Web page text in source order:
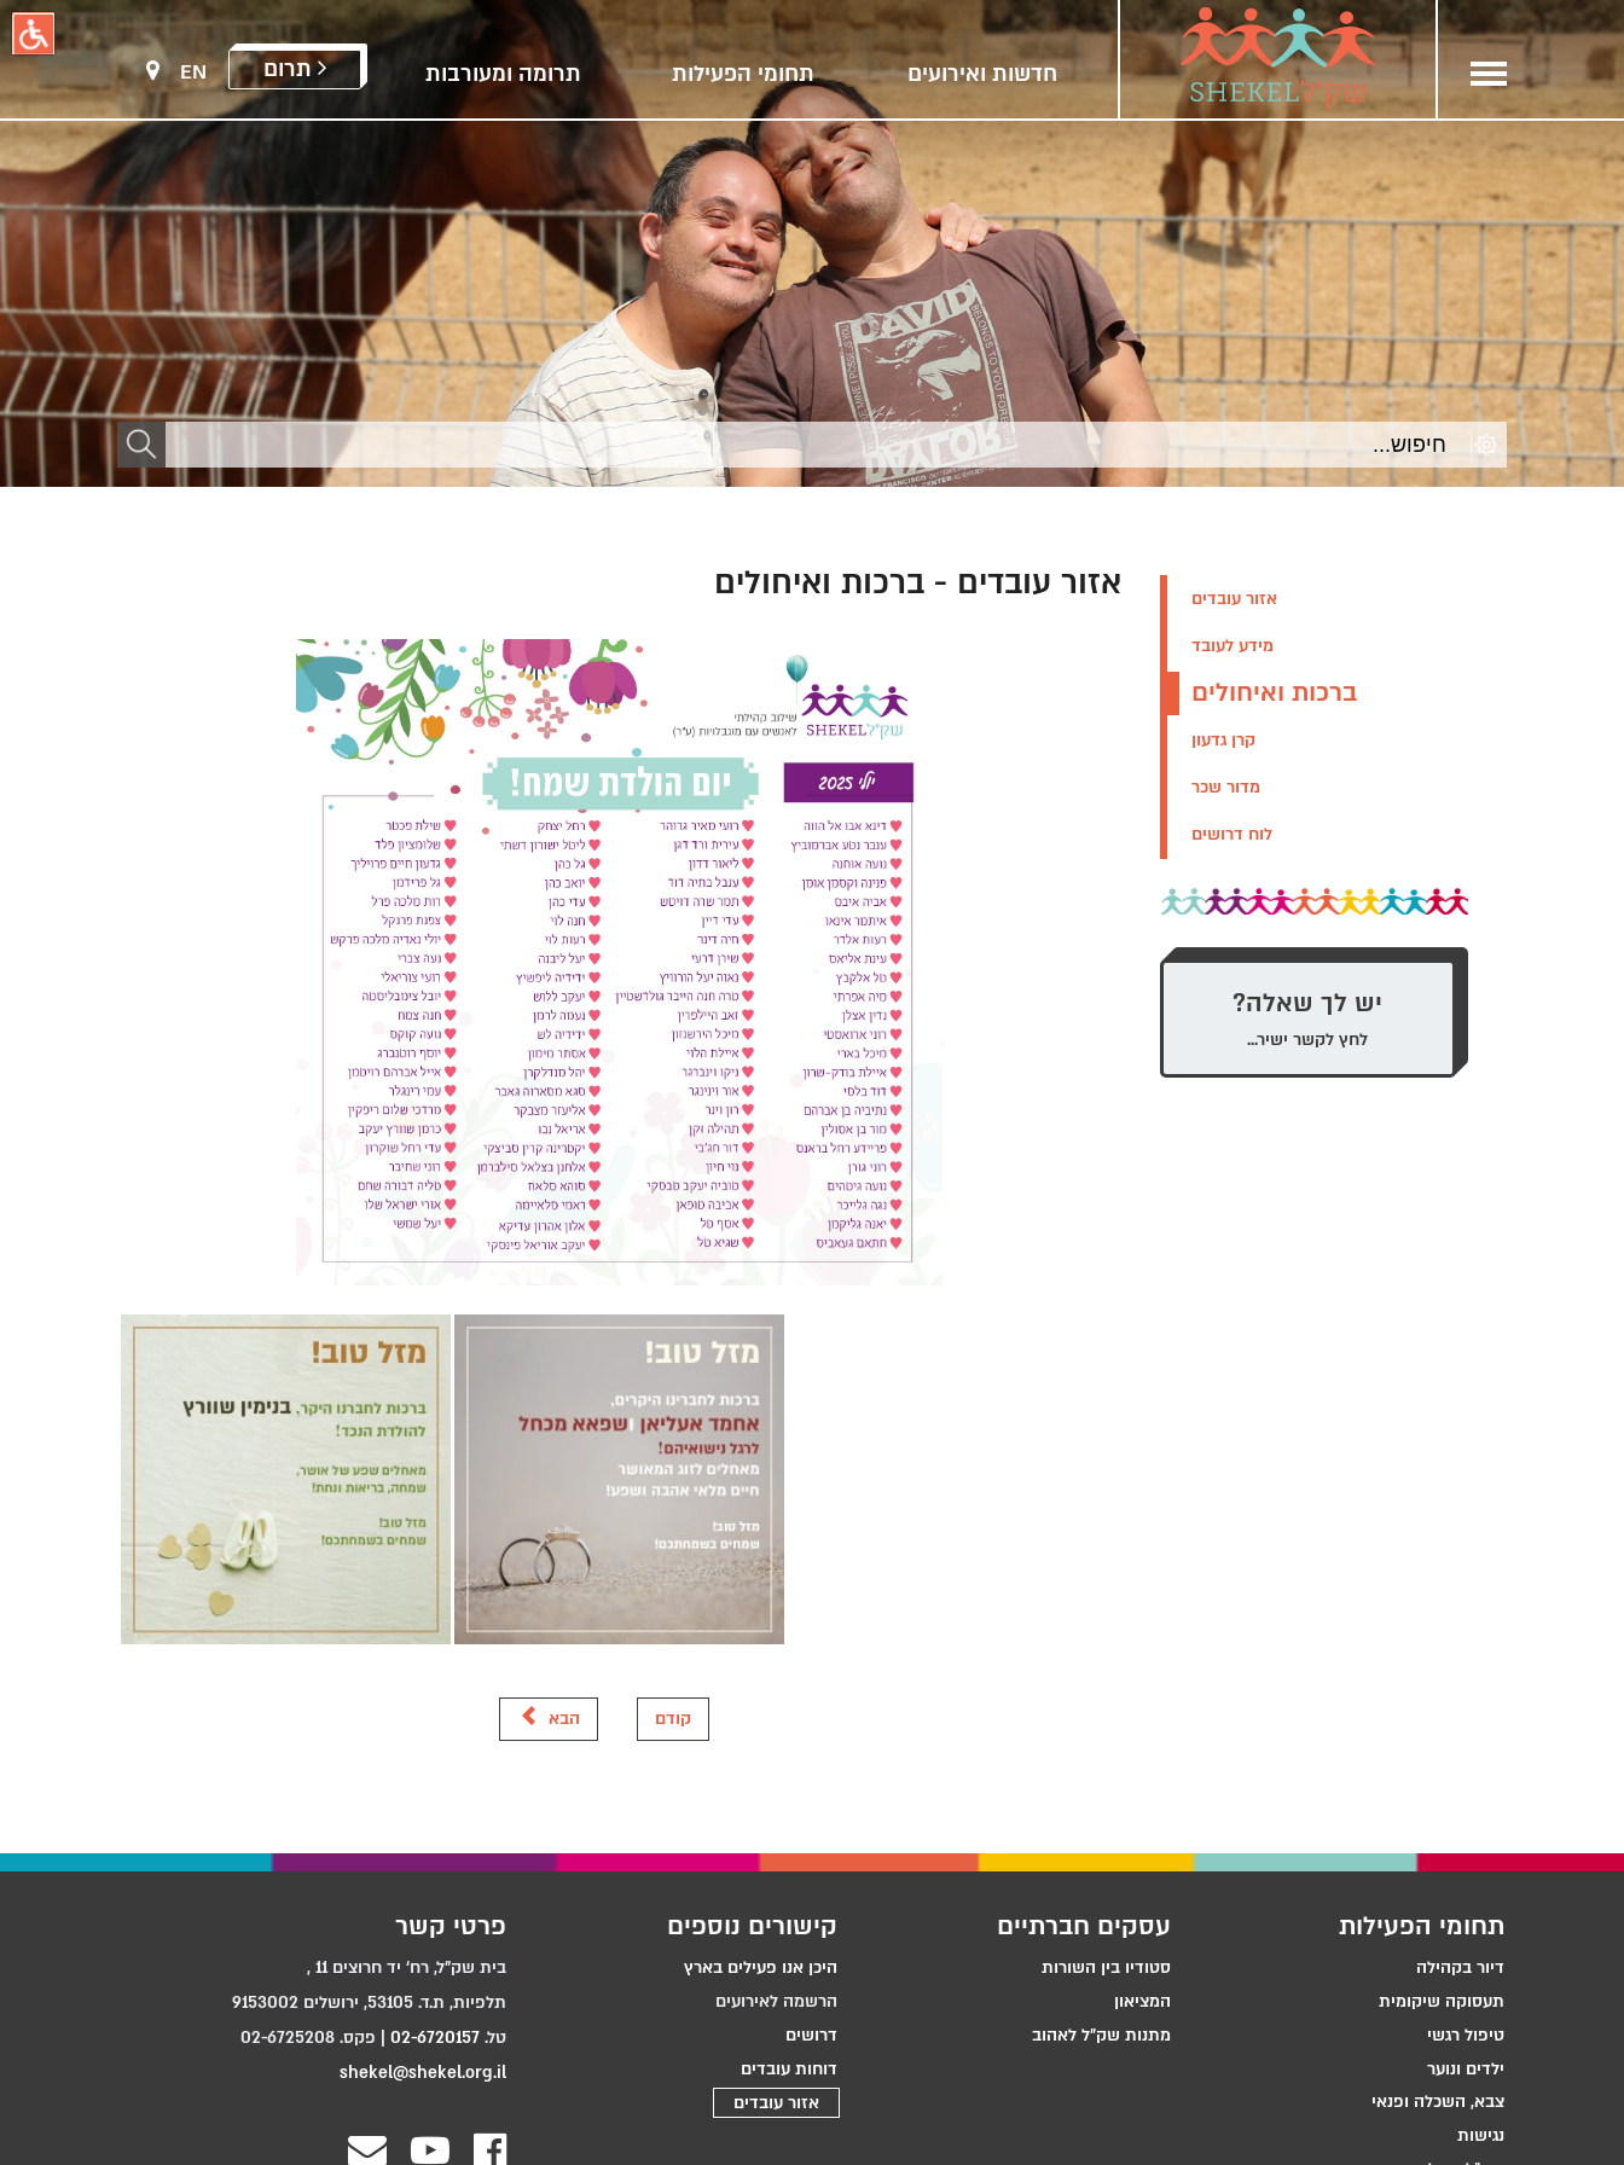
תחילתו
אינטרנט,
אנטר
לעבור
לאזור
מרכזי
חדשות ואירועים תחומי הפעילות תרומה ומעורבות תרום EN
אזור עובדים
מידע לעובד
ברכות ואיחולים
קרן גדעון
מדור שכר
לוח דרושים
יש לך שאלה?
לחץ לקשר ישיר...
אזור עובדים - ברכות ואיחולים
קודם הבא
תחומי הפעילות
דיור בקהילה
תעסוקה שיקומית
טיפול רגשי
ילדים ונוער
צבא, השכלה ופנאי
נגישות
עסקים חברתיים
סטודיו בין השורות
המציאון
מתנות שק״ל לאהוב
קישורים נוספים
היכן אנו פעילים בארץ
הרשמה לאירועים
דרושים
דוחות עובדים
אזור עובדים
פרטי קשר
בית שק"ל, רח‘ יד חרוצים 11 ,
תלפיות, ת.ד. 53105, ירושלים 9153002
טל. 02-6720157 | פקס. 02-6725208
shekel@shekel.org.il